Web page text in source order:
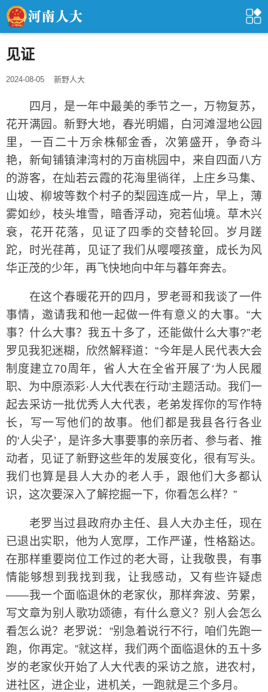
见证
2024-08-05 新野人大
四月，是一年中最美的季节之一，万物复苏，
花开满园。新野大地，春光明媚，白河滩湿地公园
里，一百二十万余株郁金香，次第盛开，争奇斗
艳，新甸铺镇津湾村的万亩桃园中，来自四面八方
的游客，在灿若云霞的花海里徜徉，上庄乡马集、
山坡、柳坡等数个村子的梨园连成一片，早上，薄
雾如纱，枝头堆雪，暗香浮动，宛若仙境。草木兴
衰，花开花落，见证了四季的交替轮回。岁月蹉
跎，时光荏苒，见证了我们从嘤嘤孩童，成长为风
华正茂的少年，再飞快地向中年与暮年奔去。
在这个春暖花开的四月，罗老哥和我谈了一件
事情，邀请我和他一起做一件有意义的大事。“大
事？什么大事？我五十多了，还能做什么大事?”老
罗见我犯迷糊，欣然解释道：“今年是人民代表大会
制度建立70周年，省人大在全省开展了‘为人民履
职、为中原添彩·人大代表在行动’主题活动。我们一
起去采访一批优秀人大代表，老弟发挥你的写作特
长，写一写他们的故事。他们都是我县各行各业
的‘人尖子’，是许多大事要事的亲历者、参与者、推
动者，见证了新野这些年的发展变化，很有写头。
我们也算是县人大办的老人手，跟他们大多都认
识，这次要深入了解挖掘一下，你看怎么样？”
老罗当过县政府办主任、县人大办主任，现在
已退出实职，他为人宽厚，工作严谨，性格豁达。
在那样重要岗位工作过的老大哥，让我敬畏，有事
情能够想到我找到我，让我感动，又有些许疑虑
——我一个面临退休的老家伙，那样奔波、劳累，
写文章为别人歌功颂德，有什么意义？别人会怎么
看怎么说？老罗说：“别急着说行不行，咱们先跑一
跑，你再定。”就这样，我们两个面临退休的五十多
岁的老家伙开始了人大代表的采访之旅，进农村，
进社区，进企业，进机关，一跑就是三个多月。